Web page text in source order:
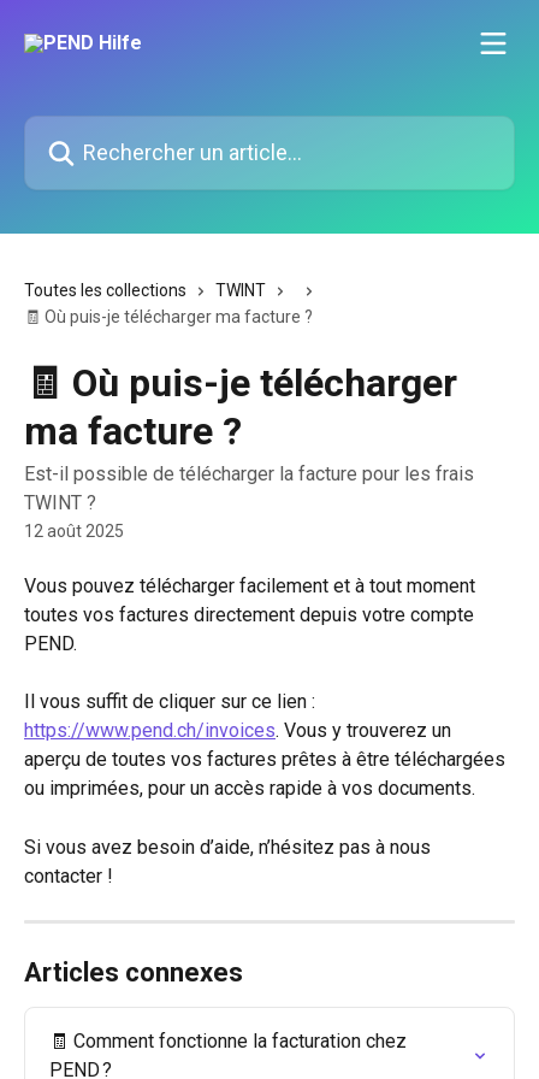
Rechercher un article...
Toutes les collections
TWINT
🧾 Où puis-je télécharger ma facture ?
🧾 Où puis-je télécharger
ma facture ?
Est-il possible de télécharger la facture pour les frais
TWINT ?
12 août 2025
Vous pouvez télécharger facilement et à tout moment
toutes vos factures directement depuis votre compte
PEND.
Il vous suffit de cliquer sur ce lien :
https://www.pend.ch/invoices. Vous y trouverez un
aperçu de toutes vos factures prêtes à être téléchargées
ou imprimées, pour un accès rapide à vos documents.
Si vous avez besoin d’aide, n’hésitez pas à nous
contacter !
Articles connexes
🧾 Comment fonctionne la facturation chez
PEND ?